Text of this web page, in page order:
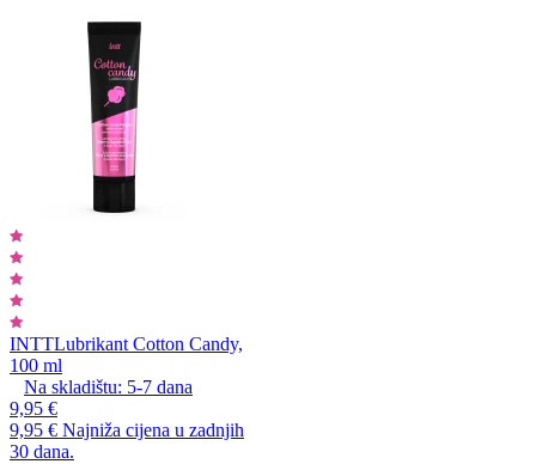
INTTLubrikant Cotton Candy,
100 ml
Na skladištu: 5-7 dana
9,95 €
9,95 € Najniža cijena u zadnjih
30 dana.